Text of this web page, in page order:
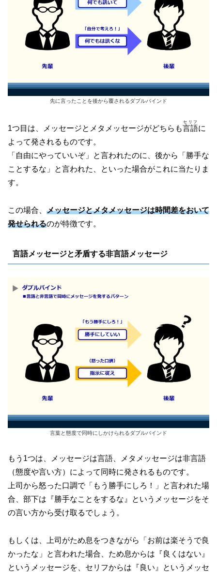
先に言ったことを後から覆されるダブルバインド
1つ目は、メッセージとメタメッセージがどちらも言語
セリフ
に
よって発されるものです。
「自由にやっていいぞ」と言われたのに、後から「勝手な
ことするな」と言われた、といった場合がこれに当たりま
す。
この場合、 メッセージとメタメッセージは時間差をおいて
発せられるのが特徴です。
言語メッセージと矛盾する非言語メッセージ
言葉と態度で同時にしかけられるダブルバインド
もう1つは、メッセージは言語、メタメッセージは非言語
（態度や言い方） によって同時に発されるものです。
上司から怒った口調で「もう勝手にしろ！」と言われた場
合、部下は『勝手なことをするな』というメッセージをそ
の言い方から受け取るでしょう。
もしくは、上司がため息をつきながら「お前は楽そうで良
かったな」と言われた場合、ため息からは『良くはない』
というメッセージを、セリフからは『良い』というメッセ